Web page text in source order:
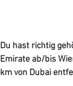
Du hast richtig
Emirate ab/bis
km von Dubai